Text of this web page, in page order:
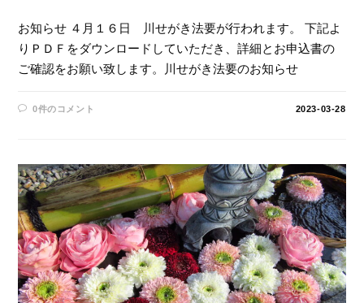
お知らせ ４月１６日 川せがき法要が行われます。 下記よ
りＰＤＦをダウンロードしていただき、詳細とお申込書の
ご確認をお願い致します。川せがき法要のお知らせ
0件のコメント 2023-03-28